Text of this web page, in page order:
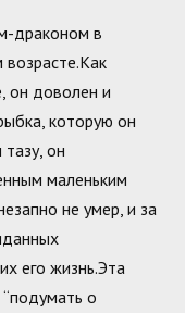
драконом в
он доволен и
которую он
он
маленьким
не умер, и за
его жизнь.Эта
о